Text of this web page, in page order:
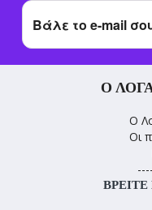
Ο
Ο
Οι
ΒΡΕΊΤΕ